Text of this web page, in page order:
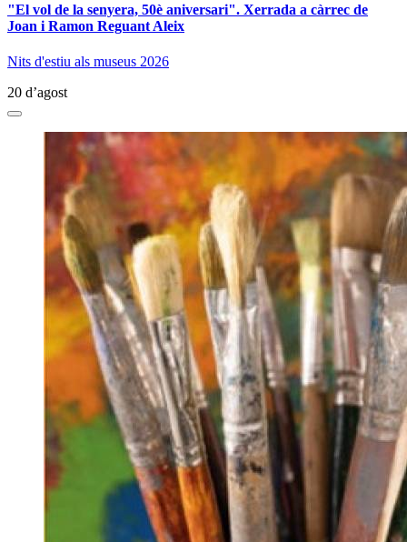
"El vol de la senyera, 50è aniversari". Xerrada a càrrec de
Joan i Ramon Reguant Aleix
Nits d'estiu als museus 2026
20 d’agost